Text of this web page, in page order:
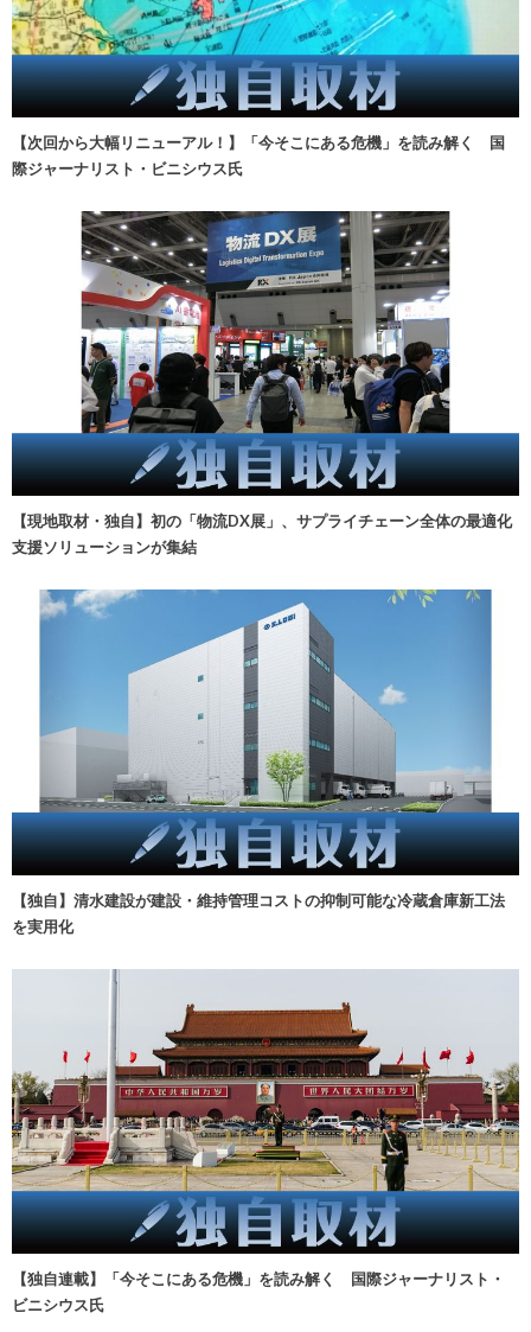
【次回から大幅リニューアル！】「今そこにある危機」を読み解く 国
際ジャーナリスト・ビニシウス氏
【現地取材・独自】初の「物流DX展」、サプライチェーン全体の最適化
支援ソリューションが集結
【独自】清水建設が建設・維持管理コストの抑制可能な冷蔵倉庫新工法
を実用化
【独自連載】「今そこにある危機」を読み解く 国際ジャーナリスト・
ビニシウス氏